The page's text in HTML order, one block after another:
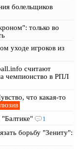
болельщиков
только во
уходе игроков из
считают
чемпионство в РПЛ
что какая-то
"Балтике"
1
борьбу "Зениту":